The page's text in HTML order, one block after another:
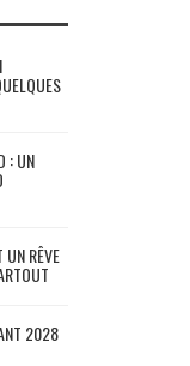
: UN
RÊVE
2028